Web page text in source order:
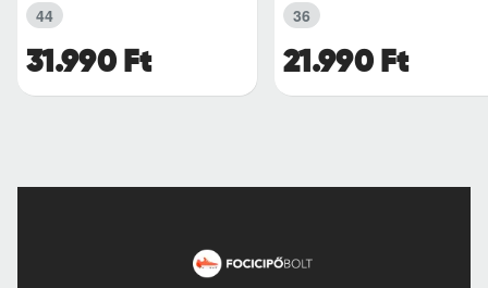
31.990 Ft
44
21.990 Ft
36